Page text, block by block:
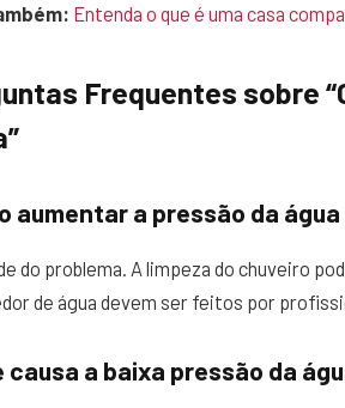
Entenda o que é uma casa
Frequentes sobre
aumentar a pressão da
do problema. A limpeza do chuveiro
de água devem ser feitos por
causa a baixa pressão da